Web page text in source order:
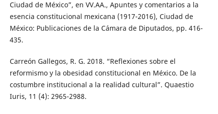
Ciudad de México”, en VV.AA., Apuntes y comentarios a la
esencia constitucional mexicana (1917-2016), Ciudad de
México: Publicaciones de la Cámara de Diputados, pp. 416-
435.
Carreón Gallegos, R. G. 2018. “Reflexiones sobre el
reformismo y la obesidad constitucional en México. De la
costumbre institucional a la realidad cultural”. Quaestio
Iuris, 11 (4): 2965-2988.